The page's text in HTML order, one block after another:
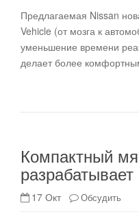
Предлагаемая Nissan
Vehicle (от мозга к
уменьшение времени
делает более
Компактный
17 Окт Обсудить